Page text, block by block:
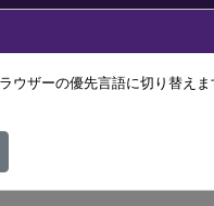
Session Recording 2207
ータベースに接
ウザーの優先言語に切り替えま